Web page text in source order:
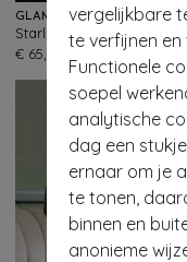
vergelijkbare
te verfijnen en
Functionele
soepel
analytische
dag een
ernaar om je
te tonen,
binnen en
anonieme
€ 65,95